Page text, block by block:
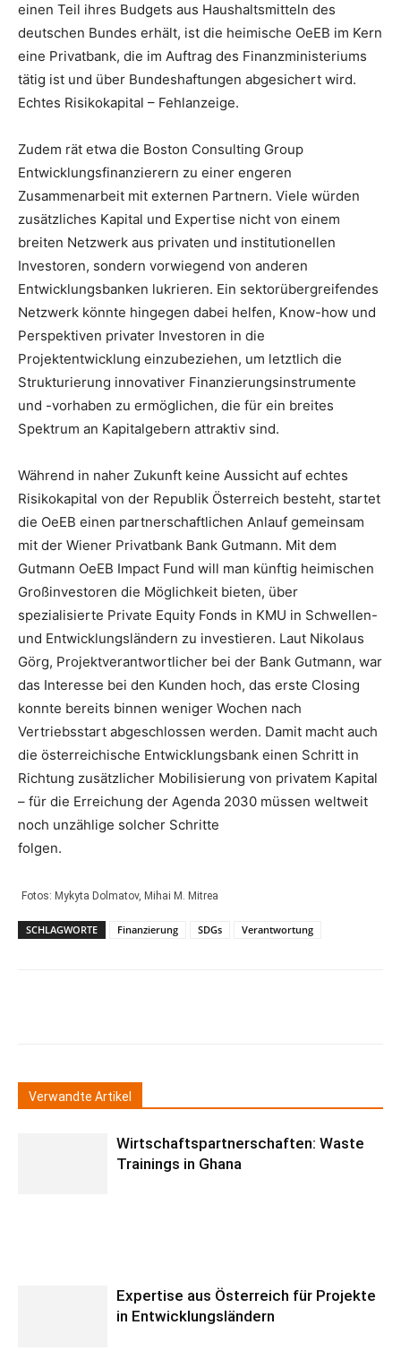
einen Teil ihres Budgets aus Haushaltsmitteln des
deutschen Bundes erhält, ist die heimische OeEB im Kern
eine Privatbank, die im Auftrag des Finanzministeriums
tätig ist und über Bundeshaftungen abgesichert wird.
Echtes Risikokapital – Fehlanzeige.
Zudem rät etwa die Boston Consulting Group
Entwicklungsfinanzierern zu einer engeren
Zusammenarbeit mit externen Partnern. Viele würden
zusätzliches Kapital und Expertise nicht von einem
breiten Netzwerk aus privaten und institutionellen
Investoren, sondern vorwiegend von anderen
Entwicklungsbanken lukrieren. Ein sektorübergreifendes
Netzwerk könnte hingegen dabei helfen, Know-how und
Perspektiven privater Investoren in die
Projektentwicklung einzubeziehen, um letztlich die
Strukturierung innovativer Finanzierungsinstrumente
und -vorhaben zu ermöglichen, die für ein breites
Spektrum an Kapitalgebern attraktiv sind.
Während in naher Zukunft keine Aussicht auf echtes
Risikokapital von der Republik Österreich besteht, startet
die OeEB einen partnerschaftlichen Anlauf gemeinsam
mit der Wiener Privatbank Bank Gutmann. Mit dem
Gutmann OeEB Impact Fund will man künftig heimischen
Großinvestoren die Möglichkeit bieten, über
spezialisierte Private Equity Fonds in KMU in Schwellen-
und Entwicklungsländern zu investieren. Laut Nikolaus
Görg, Projektverantwortlicher bei der Bank Gutmann, war
das Interesse bei den Kunden hoch, das erste Closing
konnte bereits binnen weniger Wochen nach
Vertriebsstart abgeschlossen werden. Damit macht auch
die österreichische Entwicklungsbank einen Schritt in
Richtung zusätzlicher Mobilisierung von privatem Kapital
– für die Erreichung der Agenda 2030 müssen weltweit
noch unzählige solcher Schritte
folgen.
Fotos: Mykyta Dolmatov, Mihai M. Mitrea
SCHLAGWORTE Finanzierung SDGs Verantwortung
Verwandte Artikel
Wirtschaftspartnerschaften: Waste
Trainings in Ghana
Expertise aus Österreich für Projekte
in Entwicklungsländern